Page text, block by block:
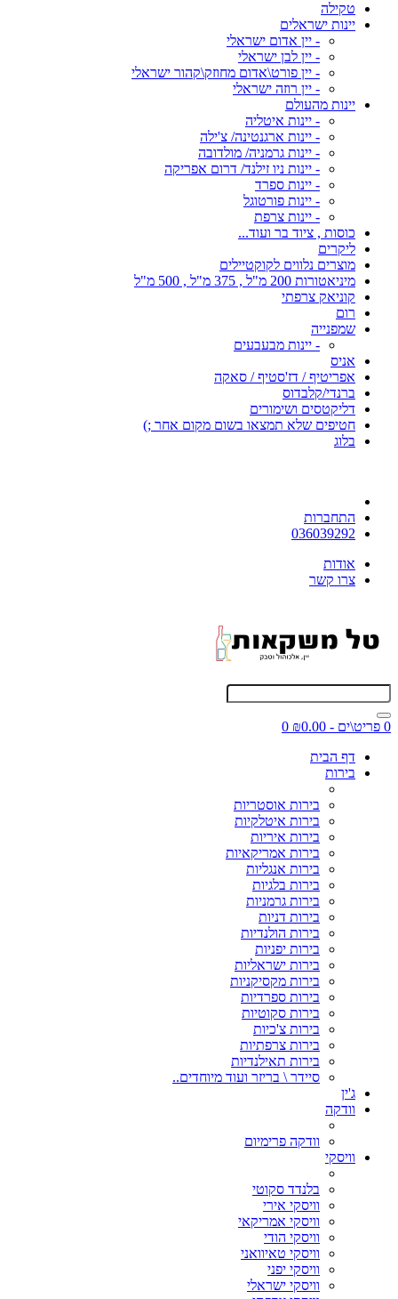
טקילה
יינות ישראלים
- יין אדום ישראלי
- יין לבן ישראלי
- יין פורט\אדום מחוזק\קהור ישראלי
- יין רוזה ישראלי
יינות מהעולם
- יינות איטליה
- יינות ארגנטינה/ צ'ילה
- יינות גרמניה/ מולדובה
- יינות ניו זילנד/ דרום אפריקה
- יינות ספרד
- יינות פורטוגל
- יינות צרפת
כוסות , ציוד בר ועוד...
ליקרים
מוצרים נלווים לקוקטיילים
מיניאטורות 200 מ"ל , 375 מ"ל , 500 מ"ל
קוניאק צרפתי
רום
שמפנייה
- יינות מבעבעים
אניס
אפריטיף / דז'סטיף / סאקה
ברנדי/קלבדוס
דליקטסים ושימורים
חטיפים שלא תמצאו בשום מקום אחר ;)
בלוג
התחברות
036039292
אודות
צרו קשר
0 פריט\ים - ₪0.00
0
דף הבית
בירות
בירות אוסטריות
בירות איטלקיות
בירות איריות
בירות אמריקאיות
בירות אנגליות
בירות בלגיות
בירות גרמניות
בירות דניות
בירות הולנדיות
בירות יפניות
בירות ישראליות
בירות מקסיקניות
בירות ספרדיות
בירות סקוטיות
בירות צ'כיות
בירות צרפתיות
בירות תאילנדיות
סיידר \ בריזר ועוד מיוחדים..
ג'ין
וודקה
וודקה פרימיום
וויסקי
בלנדד סקוטי
וויסקי אירי
וויסקי אמריקאי
וויסקי הודי
וויסקי טאיוואני
וויסקי יפני
וויסקי ישראלי